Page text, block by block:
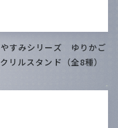
すみシリーズ ゆりかご
リルスタンド（全8種）